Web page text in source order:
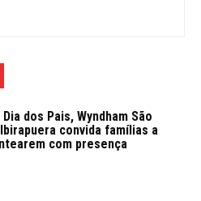
dos Pais, Wyndham São
convida famílias a
com presença